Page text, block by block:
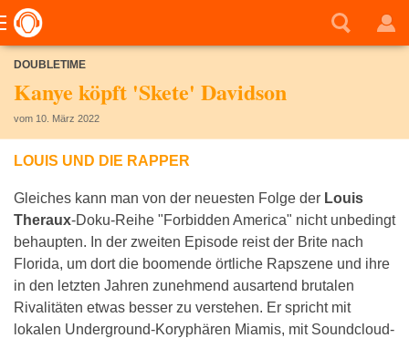
DOUBLETIME
Kanye köpft 'Skete' Davidson
vom 10. März 2022
LOUIS UND DIE RAPPER
Gleiches kann man von der neuesten Folge der Louis
Theraux-Doku-Reihe "Forbidden America" nicht unbedingt
behaupten. In der zweiten Episode reist der Brite nach
Florida, um dort die boomende örtliche Rapszene und ihre
in den letzten Jahren zunehmend ausartend brutalen
Rivalitäten etwas besser zu verstehen. Er spricht mit
lokalen Underground-Koryphären Miamis, mit Soundcloud-